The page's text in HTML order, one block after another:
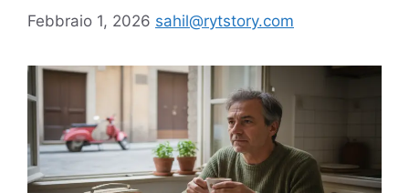
Febbraio 1, 2026 sahil@rytstory.com